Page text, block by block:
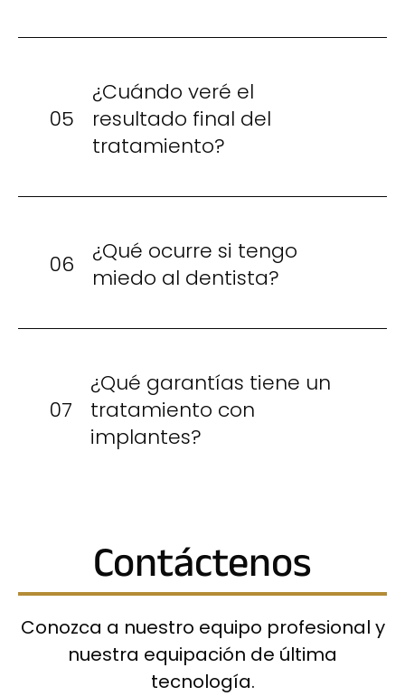
05
¿Cuándo veré el
resultado final del
tratamiento?
06
¿Qué ocurre si tengo
miedo al dentista?
07
¿Qué garantías tiene un
tratamiento con
implantes?
Contáctenos
Conozca a nuestro equipo profesional y
nuestra equipación de última
tecnología.